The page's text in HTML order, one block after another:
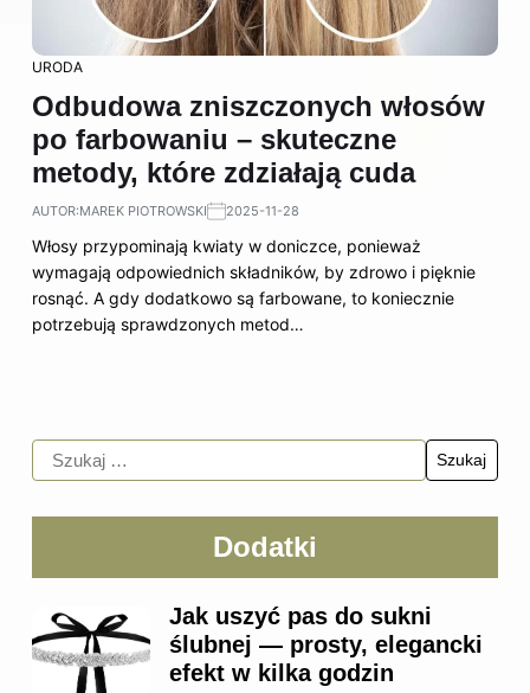
URODA
Odbudowa zniszczonych włosów
po farbowaniu – skuteczne
metody, które zdziałają cuda
AUTOR:MAREK PIOTROWSKI 2025-11-28
Włosy przypominają kwiaty w doniczce, ponieważ
wymagają odpowiednich składników, by zdrowo i pięknie
rosnąć. A gdy dodatkowo są farbowane, to koniecznie
potrzebują sprawdzonych metod…
Dodatki
Jak uszyć pas do sukni
ślubnej — prosty, elegancki
efekt w kilka godzin